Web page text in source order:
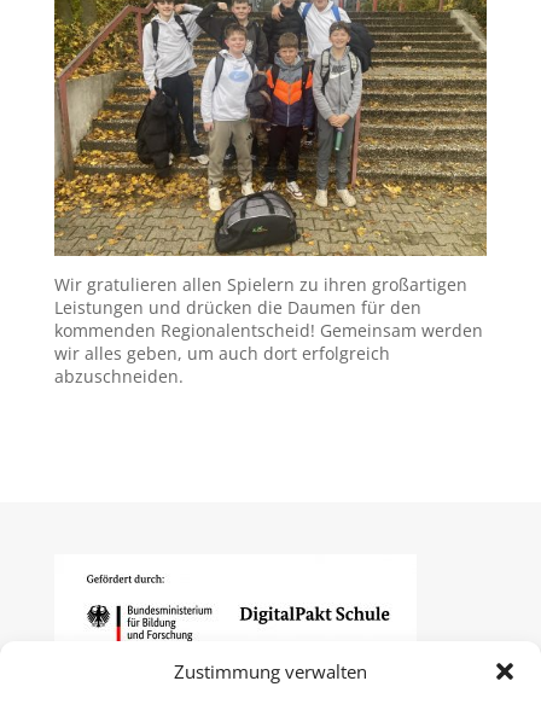
Zustimmung verwalten
Wir gratulieren allen Spielern zu ihren großartigen
Leistungen und drücken die Daumen für den
kommenden Regionalentscheid! Gemeinsam werden
wir alles geben, um auch dort erfolgreich
abzuschneiden.